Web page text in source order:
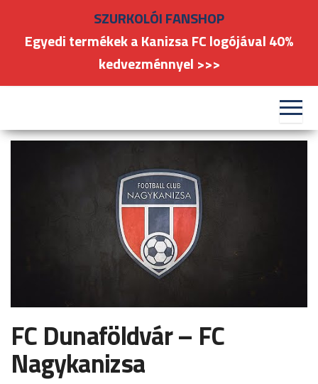
FC
#kanizsafoci
FC Dunaföldvár – FC
Nagykanizsa
SZURKOLÓI FANSHOP
Egyedi termékek a Kanizsa FC logójával 40%
kedvezménnyel >>>